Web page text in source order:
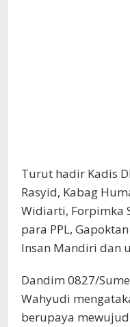
Turut hadir Kadis
Rasyid, Kabag
Widiarti, Forpimka
para PPL,
Insan Mandiri dan
Dandim 0827/
Wahyudi
berupaya